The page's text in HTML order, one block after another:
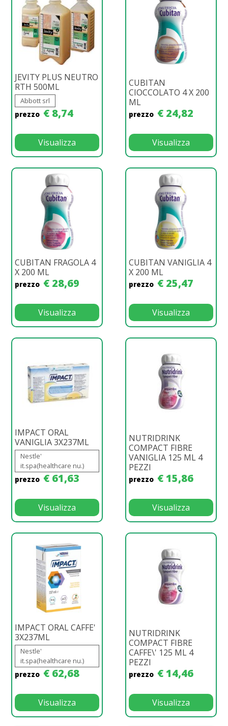
JEVITY PLUS NEUTRO
RTH 500ML
Abbott srl
prezzo € 8,74
Visualizza
CUBITAN
CIOCCOLATO 4 X 200
ML
prezzo € 24,82
Visualizza
CUBITAN FRAGOLA 4
X 200 ML
prezzo € 28,69
Visualizza
CUBITAN VANIGLIA 4
X 200 ML
prezzo € 25,47
Visualizza
IMPACT ORAL
VANIGLIA 3X237ML
Nestle'
it.spa(healthcare nu.)
prezzo € 61,63
Visualizza
NUTRIDRINK
COMPACT FIBRE
VANIGLIA 125 ML 4
PEZZI
prezzo € 15,86
Visualizza
IMPACT ORAL CAFFE'
3X237ML
Nestle'
it.spa(healthcare nu.)
prezzo € 62,68
Visualizza
NUTRIDRINK
COMPACT FIBRE
CAFFE\' 125 ML 4
PEZZI
prezzo € 14,46
Visualizza